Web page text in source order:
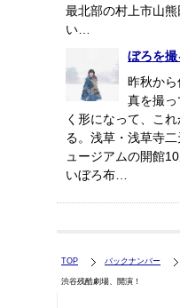
最北部の村上市山
い…
ぼろを撮
昨秋か
真を撮
く形になって、こ
る。浅草・浅草寺
ュージアムの開館
いぼろ布…
TOP バックナンバー
渋谷残酷劇場、開演！